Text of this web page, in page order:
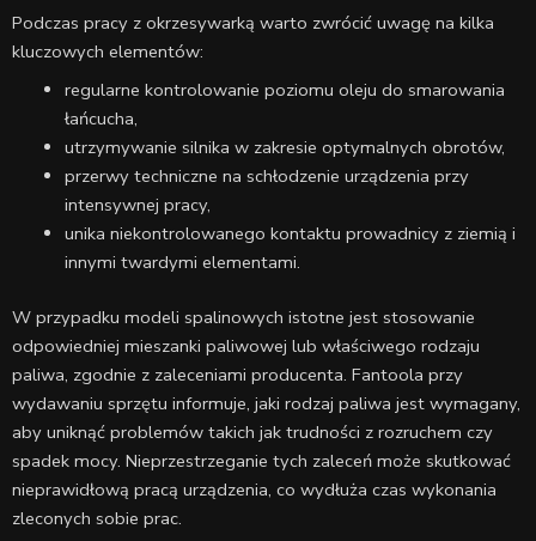
Podczas pracy z okrzesywarką warto zwrócić uwagę na kilka
kluczowych elementów:
regularne kontrolowanie poziomu oleju do smarowania
łańcucha,
utrzymywanie silnika w zakresie optymalnych obrotów,
przerwy techniczne na schłodzenie urządzenia przy
intensywnej pracy,
unika niekontrolowanego kontaktu prowadnicy z ziemią i
innymi twardymi elementami.
W przypadku modeli spalinowych istotne jest stosowanie
odpowiedniej mieszanki paliwowej lub właściwego rodzaju
paliwa, zgodnie z zaleceniami producenta. Fantoola przy
wydawaniu sprzętu informuje, jaki rodzaj paliwa jest wymagany,
aby uniknąć problemów takich jak trudności z rozruchem czy
spadek mocy. Nieprzestrzeganie tych zaleceń może skutkować
nieprawidłową pracą urządzenia, co wydłuża czas wykonania
zleconych sobie prac.